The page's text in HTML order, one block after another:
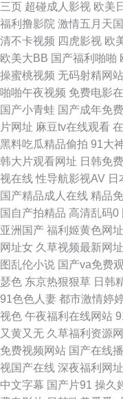
三页 超碰成人影视 欧美
福利撸影院 激情五月天
清不卡视频 四虎影视 欧
欧美大BB 国产福利啪啪
操蜜桃视频 无码射精网站
啪啪午夜视频 免费电影
国产小青蛙 国产成年免
片网址 麻豆tv在线观看
黑料吃瓜精品偷拍 91大
韩大片观看网址 日韩免
视在线 性导航影视AV 日
国产精品成人在线 精品
国自产拍精品 高清乱码0
亚洲国产 福利姬黄色网址
网址女 久草视频最新网址
图乱伦小说 国产va免费
瑟色 东京热狠狠草 日韩
91色色人妻 都市激情婷
视色 午夜福利在线网站
又黄又无 久草福利资源网
免费视频网站 国产在线
视国产在线 深夜福利网址
中文字幕 国产片91 操久